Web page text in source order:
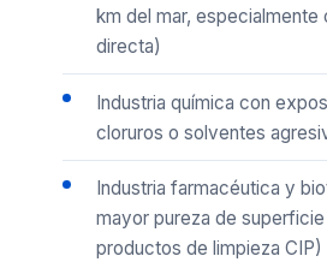
km del mar, especialmente
directa)
Industria química con
cloruros o solventes
Industria farmacéutica y
mayor pureza de
productos de limpieza CIP)